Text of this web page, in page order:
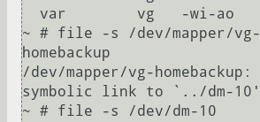
~ # file -s /dev/mapper/vg-
homebackup
/dev/mapper/vg-homebackup:
symbolic link to `../dm-10'
~ # file -s /dev/dm-10